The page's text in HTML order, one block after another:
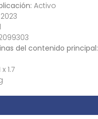
Activo
2023
del contenido principal:
1.7